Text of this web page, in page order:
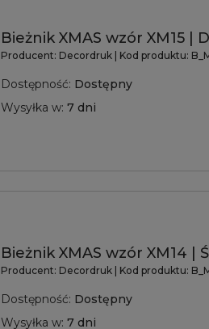
Bieżnik XMAS wzór XM15 |
Producent: Decordruk | Kod produktu:
Dostępność: Dostępny
Wysyłka w: 7 dni
Bieżnik XMAS wzór XM14 |
Producent: Decordruk | Kod produktu:
Dostępność: Dostępny
Wysyłka w: 7 dni